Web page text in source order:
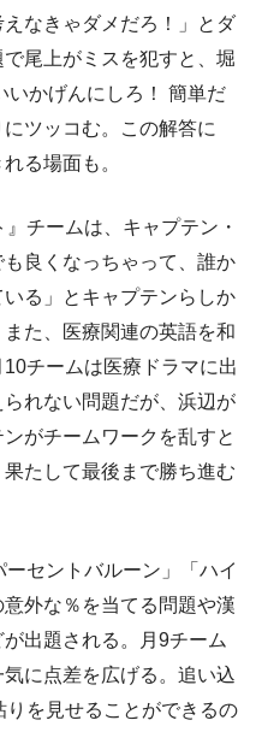
なきゃダメだろ！」とダ
尾上がミスを犯すと、堀
いかげんにしろ！ 簡単だ
ツッコむ。この解答に
る場面も。
チームは、キャプテン・
良くなっちゃって、誰か
る」とキャプテンらしか
た、医療関連の英語を和
チームは医療ドラマに出
れない問題だが、浜辺が
がチームワークを乱すと
たして最後まで勝ち進む
セントバルーン」「ハイ
外な％を当てる問題や漢
出題される。月9チーム
に点差を広げる。追い込
りを見せることができるの